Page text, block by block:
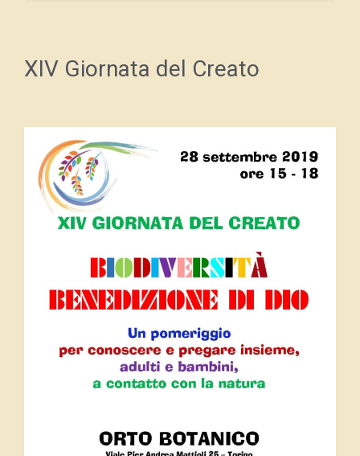
XIV Giornata del Creato